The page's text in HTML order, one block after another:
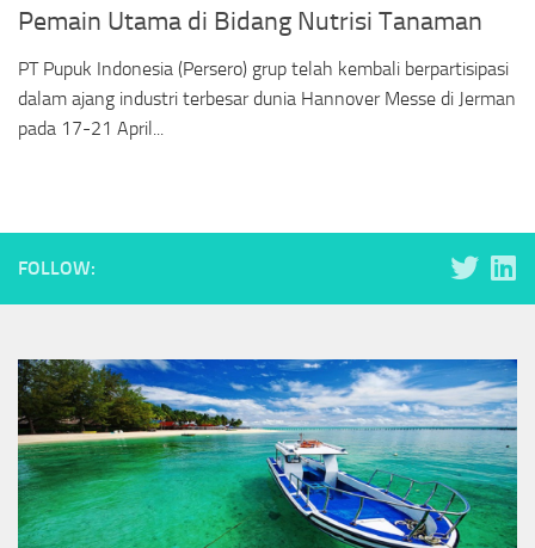
Pemain Utama di Bidang Nutrisi Tanaman
PT Pupuk Indonesia (Persero) grup telah kembali berpartisipasi
dalam ajang industri terbesar dunia Hannover Messe di Jerman
pada 17-21 April...
FOLLOW: